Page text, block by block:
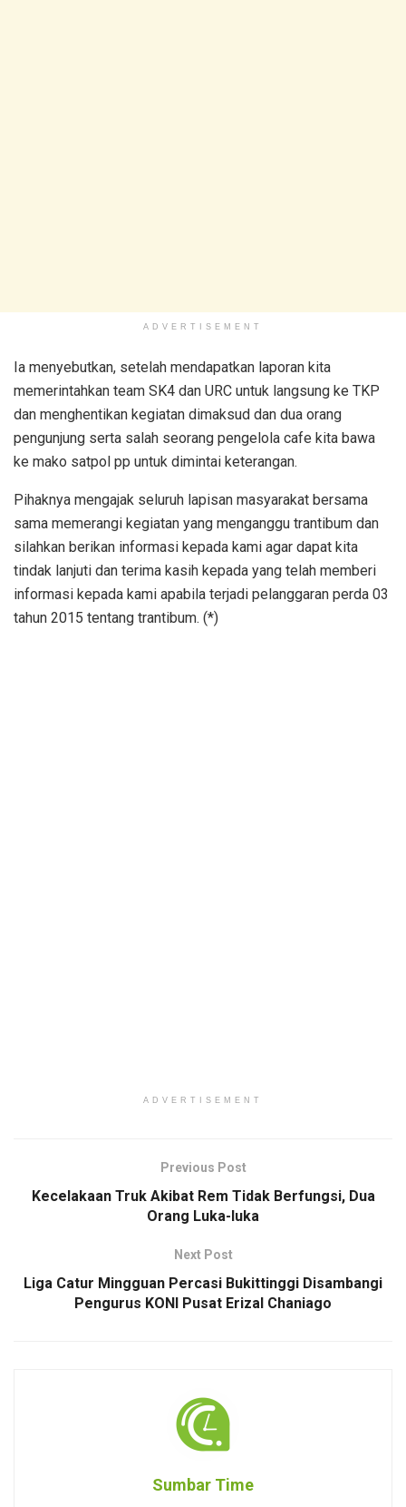
ADVERTISEMENT
Ia menyebutkan, setelah mendapatkan laporan kita
memerintahkan team SK4 dan URC untuk langsung ke TKP
dan menghentikan kegiatan dimaksud dan dua orang
pengunjung serta salah seorang pengelola cafe kita bawa
ke mako satpol pp untuk dimintai keterangan.
Pihaknya mengajak seluruh lapisan masyarakat bersama
sama memerangi kegiatan yang menganggu trantibum dan
silahkan berikan informasi kepada kami agar dapat kita
tindak lanjuti dan terima kasih kepada yang telah memberi
informasi kepada kami apabila terjadi pelanggaran perda 03
tahun 2015 tentang trantibum. (*)
ADVERTISEMENT
Previous Post
Kecelakaan Truk Akibat Rem Tidak Berfungsi, Dua
Orang Luka-luka
Next Post
Liga Catur Mingguan Percasi Bukittinggi Disambangi
Pengurus KONI Pusat Erizal Chaniago
Sumbar Time